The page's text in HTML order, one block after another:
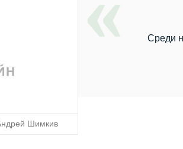
Шимкив
Среди